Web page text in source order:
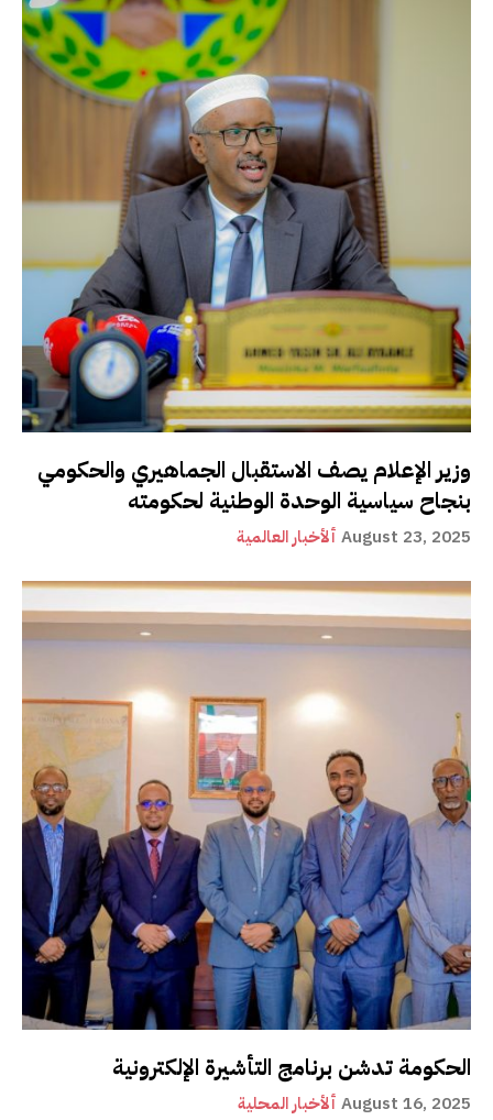
وزير الإعلام يصف الاستقبال الجماهيري والحكومي
بنجاح سياسية الوحدة الوطنية لحكومته
ألأخبار العالمية August 23, 2025
الحكومة تدشن برنامج التأشيرة الإلكترونية
ألأخبار المحلية August 16, 2025